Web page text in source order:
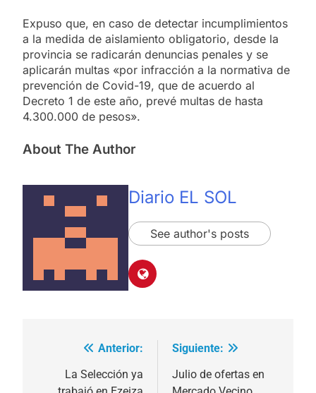
Expuso que, en caso de detectar incumplimientos
a la medida de aislamiento obligatorio, desde la
provincia se radicarán denuncias penales y se
aplicarán multas «por infracción a la normativa de
prevención de Covid-19, que de acuerdo al
Decreto 1 de este año, prevé multas de hasta
4.300.000 de pesos».
About The Author
Diario EL SOL
See author's posts
Navegación
Anterior:
La Selección ya
Siguiente:
Julio de ofertas en